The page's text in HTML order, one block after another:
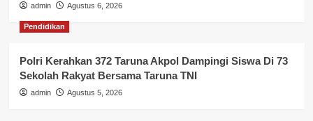
admin Agustus 6, 2026
Pendidikan
Polri Kerahkan 372 Taruna Akpol Dampingi Siswa Di 73
Sekolah Rakyat Bersama Taruna TNI
admin Agustus 5, 2026